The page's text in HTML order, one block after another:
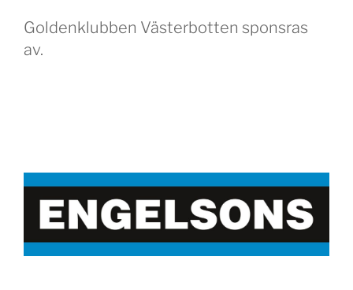
Goldenklubben Västerbotten sponsras
av.